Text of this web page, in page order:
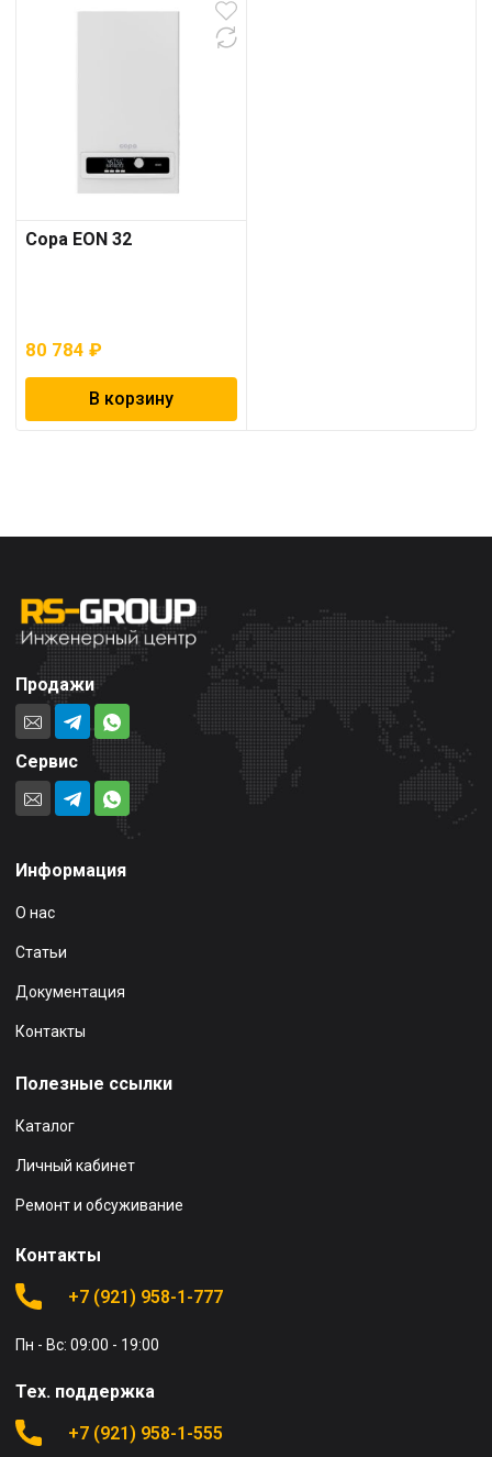
Copa EON 32
80 784 ₽
В корзину
Продажи
Сервис
Информация
О нас
Статьи
Документация
Контакты
Полезные ссылки
Каталог
Личный кабинет
Ремонт и обсуживание
Контакты
+7 (921) 958-1-777
Пн - Вс: 09:00 - 19:00
Тех. поддержка
+7 (921) 958-1-555